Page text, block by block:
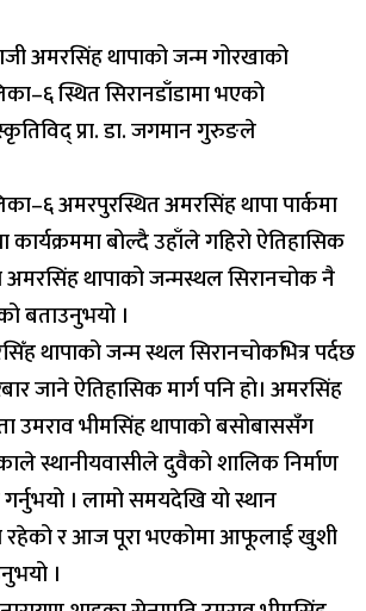
अमरसिंह थापाको जन्म गोरखाको
स्थित सिरानडाँडामा भएको
प्रा. डा. जगमान गुरुङले
अमरपुरस्थित अमरसिंह थापा पार्कमा
बोल्दै उहाँले गहिरो ऐतिहासिक
थापाको जन्मस्थल सिरानचोक नै
बताउनुभयो ।
थापाको जन्म स्थल सिरानचोकभित्र पर्दछ
जाने ऐतिहासिक मार्ग पनि हो। अमरसिंह
उमराव भीमसिंह थापाको बसोबाससँग
स्थानीयवासीले दुवैको शालिक निर्माण
। लामो समयदेखि यो स्थान
रहेको र आज पूरा भएकोमा आफूलाई खुशी
।